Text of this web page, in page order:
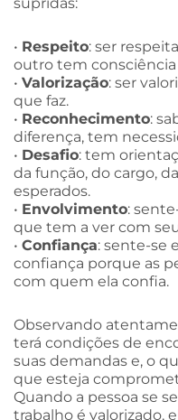
• Respeito: ser
outro tem
• Valorização: ser
que faz.
• Reconhecimento:
diferença, tem
• Desafio: tem
da função, do cargo,
esperados.
• Envolvimento:
que tem a ver com
• Confiança: sente-se
confiança porque as
com quem ela confia.
Observando
terá condições de
suas demandas e, o
que esteja
Quando a pessoa se
trabalho é valorizado,